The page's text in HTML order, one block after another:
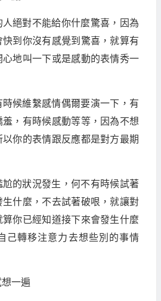
人絕對不能給你什麼驚喜，因為
到你沒有感覺到驚喜，就算有
地叫一下或是感動的表情秀一
候維繫感情偶爾要演一下，有
羞，有時候感動等等，因為不想
你的表情跟反應都是對方最期
的狀況發生，何不有時候試著
什麼，不去試著破哏，就讓對
你已經知道接下來會發生什麼
己轉移注意力去想些別的事情
一遍